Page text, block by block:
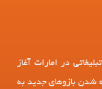
محتوای تبلیغاتی در امارات آغاز
شدن بازوهای جدید به